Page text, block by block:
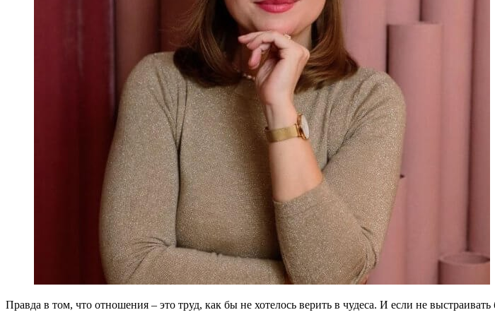
Правда в том, что отношения – это труд, как бы не хотелось верить в чудеса. И если не